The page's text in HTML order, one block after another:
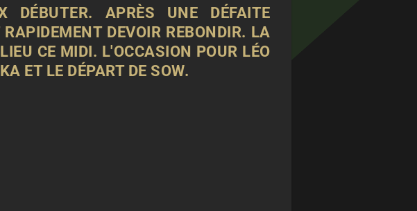
DÉBUTER. APRÈS UNE DÉFAITE
DEVOIR REBONDIR. LA
CE MIDI. L'OCCASION POUR LÉO
ET LE DÉPART DE SOW.